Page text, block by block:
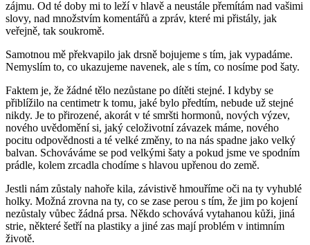
zájmu. Od té doby mi to leží v hlavě a neustále přemítám nad vašimi
slovy, nad množstvím komentářů a zpráv, které mi přistály, jak
veřejně, tak soukromě.
Samotnou mě překvapilo jak drsně bojujeme s tím, jak vypadáme.
Nemyslím to, co ukazujeme navenek, ale s tím, co nosíme pod šaty.
Faktem je, že žádné tělo nezůstane po dítěti stejné. I kdyby se
přiblížilo na centimetr k tomu, jaké bylo předtím, nebude už stejné
nikdy. Je to přirozené, akorát v té smršti hormonů, nových výzev,
nového uvědomění si, jaký celoživotní závazek máme, nového
pocitu odpovědnosti a té velké změny, to na nás spadne jako velký
balvan. Schováváme se pod velkými šaty a pokud jsme ve spodním
prádle, kolem zrcadla chodíme s hlavou upřenou do země.
Jestli nám zůstaly nahoře kila, závistivě hmouříme oči na ty vyhublé
holky. Možná zrovna na ty, co se zase perou s tím, že jim po kojení
nezůstaly vůbec žádná prsa. Někdo schovává vytahanou kůži, jiná
strie, některé šetří na plastiky a jiné zas mají problém v intimním
životě.